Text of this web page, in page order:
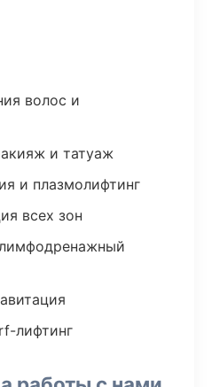
волос и
и татуаж
и плазмолифтинг
всех зон
лифтинг